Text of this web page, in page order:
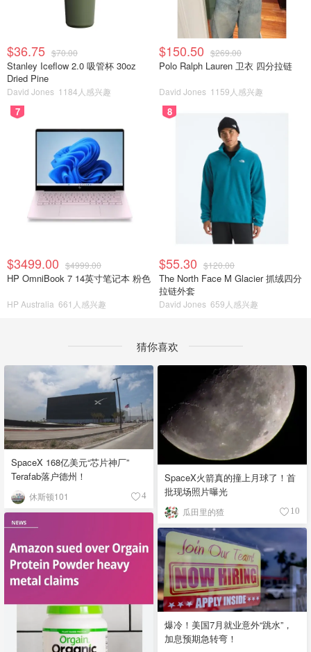
$36.75 $70.00
Stanley Iceflow 2.0 吸管杯 30oz
Dried Pine
David Jones 1184人感兴趣
$150.50 $269.00
Polo Ralph Lauren 卫衣 四分拉链
David Jones 1159人感兴趣
7
$3499.00 $4999.00
HP OmniBook 7 14英寸笔记本 粉色
HP Australia 661人感兴趣
8
$55.30 $120.00
The North Face M Glacier 抓绒四分
拉链外套
David Jones 659人感兴趣
猜你喜欢
SpaceX 168亿美元“芯片神厂”
Terafab落户德州！
休斯顿101 4
SpaceX火箭真的撞上月球了！首
批现场照片曝光
瓜田里的猹 10
爆冷！美国7月就业意外“跳水”，
加息预期急转弯！